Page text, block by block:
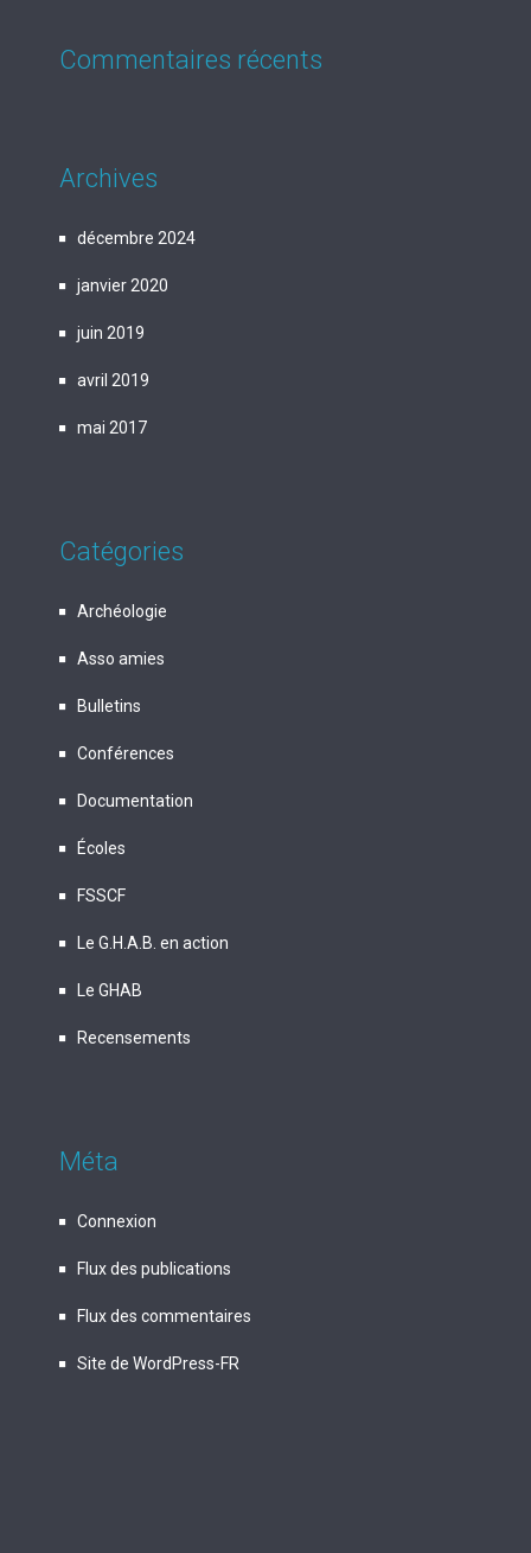
Commentaires récents
Archives
décembre 2024
janvier 2020
juin 2019
avril 2019
mai 2017
Catégories
Archéologie
Asso amies
Bulletins
Conférences
Documentation
Écoles
FSSCF
Le G.H.A.B. en action
Le GHAB
Recensements
Méta
Connexion
Flux des publications
Flux des commentaires
Site de WordPress-FR